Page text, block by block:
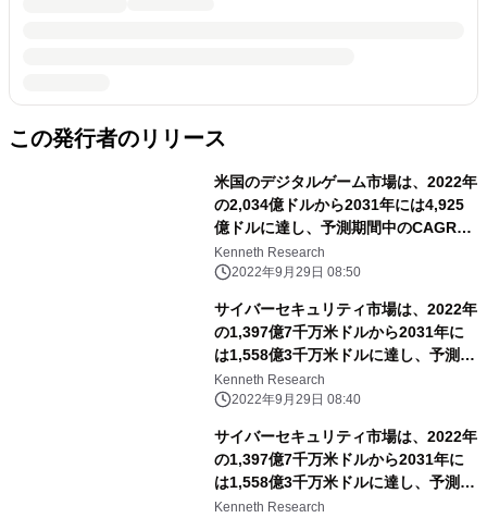
この発行者のリリース
米国のデジタルゲーム市場は、2022年
の2,034億ドルから2031年には4,925
億ドルに達し、予測期間中のCAGRは
3.4%で推移
Kenneth Research
2022年9月29日 08:50
サイバーセキュリティ市場は、2022年
の1,397億7千万米ドルから2031年に
は1,558億3千万米ドルに達し、予測期
間中のCAGRは13.4％となる
Kenneth Research
2022年9月29日 08:40
サイバーセキュリティ市場は、2022年
の1,397億7千万米ドルから2031年に
は1,558億3千万米ドルに達し、予測期
間中のCAGRは13.4％となる
Kenneth Research